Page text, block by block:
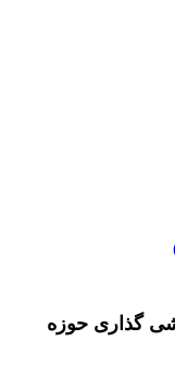
گذاری حوزه